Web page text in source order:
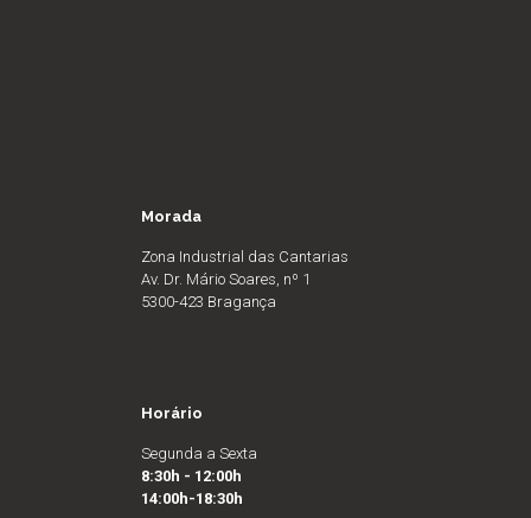
Morada
Zona Industrial das Cantarias
Av. Dr. Mário Soares, nº 1
5300-423 Bragança
Horário
Segunda a Sexta
8:30h - 12:00h
14:00h-18:30h